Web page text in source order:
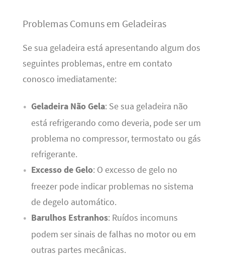
Problemas Comuns em Geladeiras
Se sua geladeira está apresentando algum dos
seguintes problemas, entre em contato
conosco imediatamente:
Geladeira Não Gela: Se sua geladeira não
está refrigerando como deveria, pode ser um
problema no compressor, termostato ou gás
refrigerante.
Excesso de Gelo: O excesso de gelo no
freezer pode indicar problemas no sistema
de degelo automático.
Barulhos Estranhos: Ruídos incomuns
podem ser sinais de falhas no motor ou em
outras partes mecânicas.